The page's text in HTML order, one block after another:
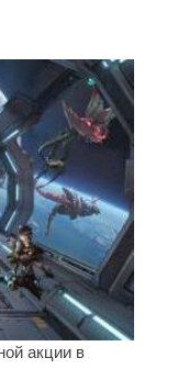
акции в